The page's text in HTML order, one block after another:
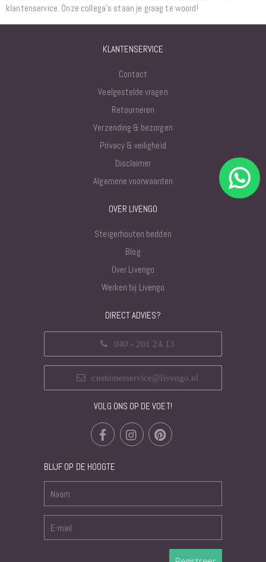
klantenservice. Onze collega's staan je graag te woord!
KLANTENSERVICE
Contact
Veelgestelde vragen
Retourneren
Verzending & bezorgen
Privacy & veiligheid
Disclaimer
Algemene voorwaarden
OVER LIVENGO
Steigerhouten bedden
Blog
Over Livengo
Werken bij Livengo
DIRECT ADVIES?
040 - 201 24 13
customerservice@livengo.nl
VOLG ONS OP DE VOET!
BLIJF OP DE HOOGTE